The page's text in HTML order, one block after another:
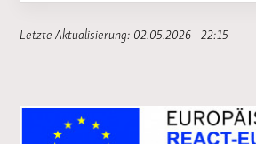
Letzte Aktualisierung: 02.05.2026 - 22:15